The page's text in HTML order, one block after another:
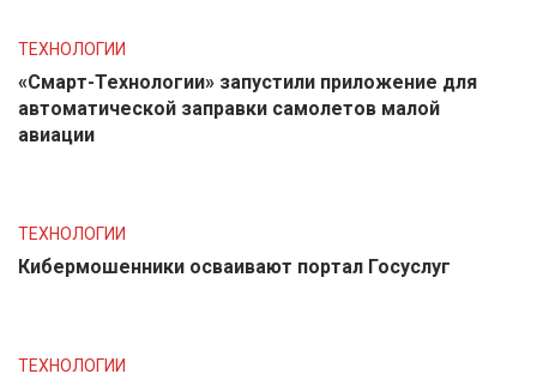
ТЕХНОЛОГИИ
«Смарт-Технологии» запустили приложение для
автоматической заправки самолетов малой
авиации
ТЕХНОЛОГИИ
Кибермошенники осваивают портал Госуслуг
ТЕХНОЛОГИИ